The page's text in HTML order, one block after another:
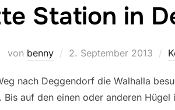
Station in
von benny
Veröffentlicht
2. September 2013
nach Deggendorf die Walhalla
auf den einen oder anderen